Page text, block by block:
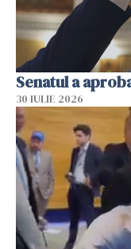
Senatul a
30 IULIE 2026